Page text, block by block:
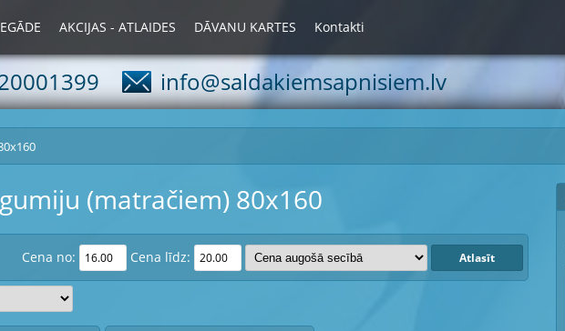
AKCIJAS - ATLAIDES DĀVANU KARTES Kontakti
info@saldakiemsapnisiem.lv
(matračiem) 80x160
Cena no: Cena līdz: